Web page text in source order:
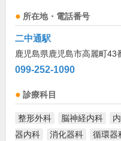
所在地・電話番号
二中通駅
鹿児島県鹿児島市高麗町43
099-252-1090
診療科目
整形外科 脳神経内科
器内科
消化器科 循環器